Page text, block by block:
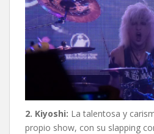
2. Kiyoshi: La talentosa y
propio show, con su slapping